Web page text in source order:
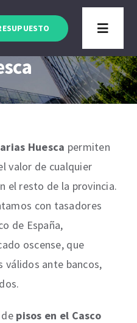
Toggle
Huesca permiten
valor de cualquier
el resto de la provincia.
con tasadores
de España,
oscense, que
ante bancos,
pisos en el Casco